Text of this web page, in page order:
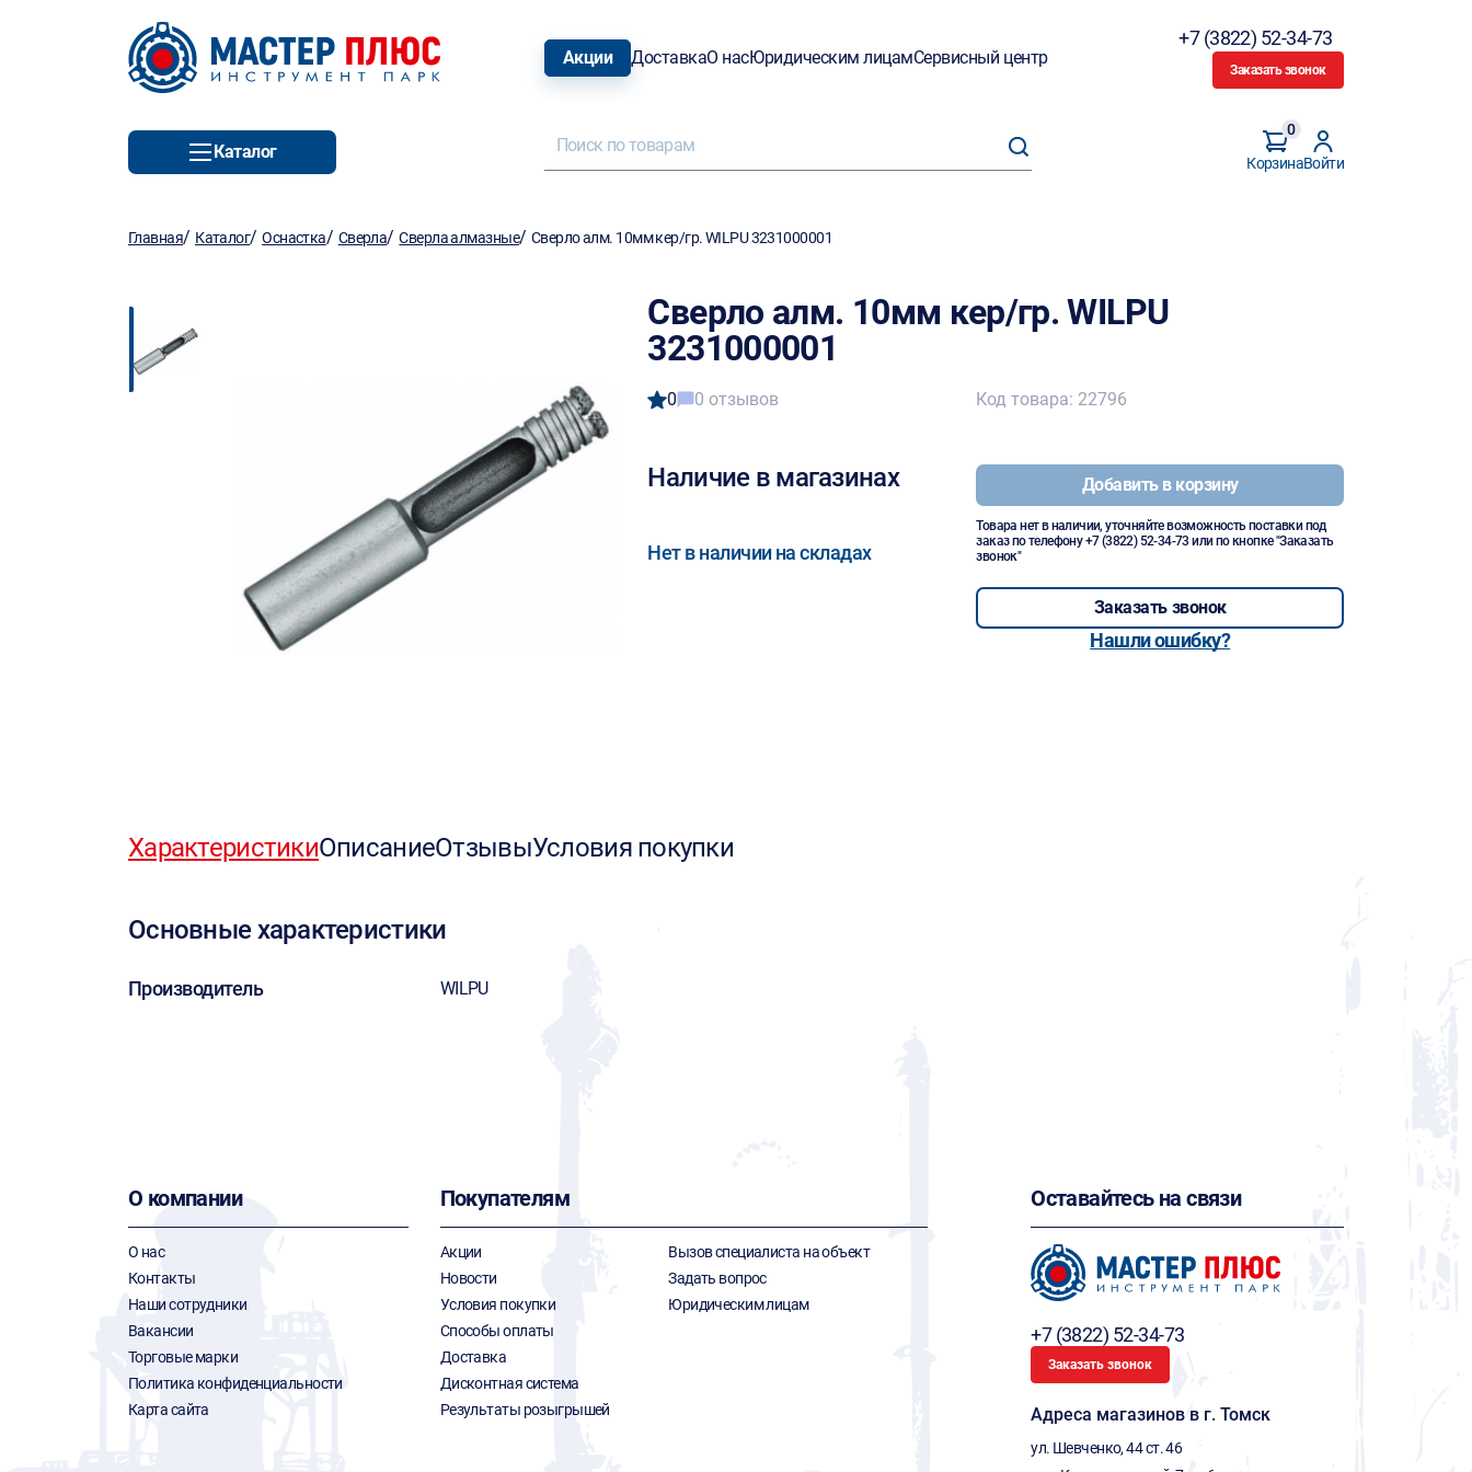
Акции ДоставкаО насЮридическим лицамСервисный центр
+7 (3822) 52-34-73
Заказать звонок
Каталог
Корзина
0
Войти
Главная/ Каталог/Оснастка/ Сверла/Сверла алмазные/ Сверло алм. 10мм кер/гр. WILPU 3231000001
Сверло алм. 10мм кер/гр. WILPU
3231000001
0 0 отзывов
Наличие в магазинах
Нет в наличии на складах
Код товара: 22796
Добавить в корзину
Товара нет в наличии, уточняйте возможность поставки под
заказ по телефону+7 (3822) 52-34-73 или по кнопке "Заказать
звонок"
Заказать звонок
Нашли ошибку?
ХарактеристикиОписаниеОтзывыУсловия покупки
Основные характеристики
Производитель WILPU
О компании
О нас
Контакты
Наши сотрудники
Вакансии
Торговые марки
Политика конфиденциальности
Карта сайта
Покупателям
Акции
Новости
Условия покупки
Способы оплаты
Доставка
Дисконтная система
Результаты розыгрышей
Вызов специалиста на объект
Задать вопрос
Юридическим лицам
Оставайтесь на связи
+7 (3822) 52-34-73
Заказать звонок
Адреса магазинов в г. Томск
ул. Шевченко, 44 ст. 46